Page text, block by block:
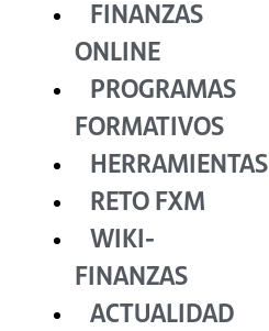
FINANZAS
ONLINE
PROGRAMAS
FORMATIVOS
HERRAMIENTAS
RETO FXM
WIKI-
FINANZAS
ACTUALIDAD